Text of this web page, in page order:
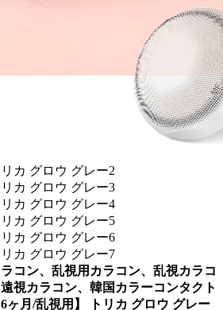
コン、乱視用カラコン、乱視カラコ
視カラコン、韓国カラーコンタクト
ヶ月/乱視用】 トリカ グロウ グレー